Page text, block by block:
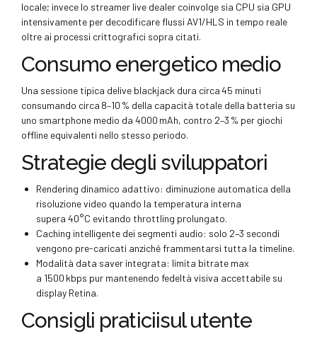
locale; invece lo streamer live dealer coinvolge sia CPU sia GPU
intensivamente per decodificare flussi AV1/HLS in tempo reale
oltre ai processi crittografici sopra citati.
Consumo energetico medio
Una sessione tipica de­live blackjack dura circa 45 minuti
consumando circa 8–10 % della capacità totale della batteria su
uno smartphone medio da 4000 mAh, contro 2–3 % per giochi
offline equivalenti nello stesso periodo.
Strategie degli sviluppatori
Rendering dinamico adattivo: diminuzione automatica della
risoluzione video quando la temperatura interna
supera 40°C evitando throttling prolungato.
Caching intelligente dei segmenti audio: solo 2–3 secondi
vengono pre-caricati anziché frammentarsi tutta la timeline.
Modalità data saver integrata: limita bitrate max
a 1500 kbps pur mantenendo fedeltà visiva accettabile su
display Retina.
Consigli praticiisul utente